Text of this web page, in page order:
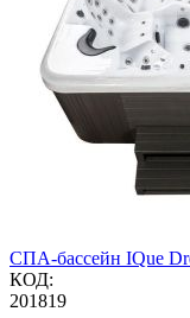
СПА-бассейн IQue
КОД:
201819